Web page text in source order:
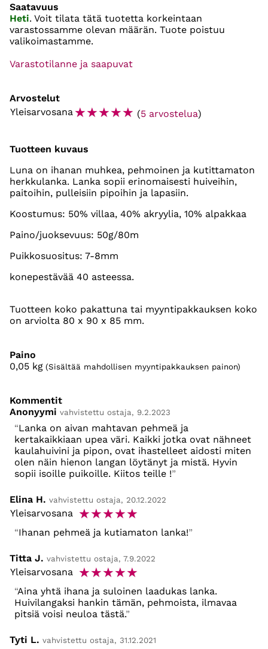
Saatavuus
Heti. Voit tilata tätä tuotetta korkeintaan
varastossamme olevan määrän. Tuote poistuu
valikoimastamme.
Varastotilanne ja saapuvat
Arvostelut
Yleisarvosana☆☆☆☆☆ (5 arvostelua)
Tuotteen kuvaus
Luna on ihanan muhkea, pehmoinen ja kutittamaton
herkkulanka. Lanka sopii erinomaisesti huiveihin,
paitoihin, pulleisiin pipoihin ja lapasiin.
Koostumus: 50% villaa, 40% akryylia, 10% alpakkaa
Paino/juoksevuus: 50g/80m
Puikkosuositus: 7-8mm
konepestävää 40 asteessa.
Tuotteen koko pakattuna tai myyntipakkauksen koko
on arviolta 80 x 90 x 85 mm.
Paino
0,05 kg (Sisältää mahdollisen myyntipakkauksen painon)
Kommentit
Anonyymi vahvistettu ostaja, 9.2.2023
Lanka on aivan mahtavan pehmeä ja
kertakaikkiaan upea väri. Kaikki jotka ovat nähneet
kaulahuivini ja pipon, ovat ihastelleet aidosti miten
olen näin hienon langan löytänyt ja mistä. Hyvin
sopii isoille puikoille. Kiitos teille !
Elina H. vahvistettu ostaja, 20.12.2022
Yleisarvosana ☆☆☆☆☆
Ihanan pehmeä ja kutiamaton lanka!
Titta J. vahvistettu ostaja, 7.9.2022
Yleisarvosana ☆☆☆☆☆
Aina yhtä ihana ja suloinen laadukas lanka.
Huivilangaksi hankin tämän, pehmoista, ilmavaa
pitsiä voisi neuloa tästä.
Tyti L. vahvistettu ostaja, 31.12.2021